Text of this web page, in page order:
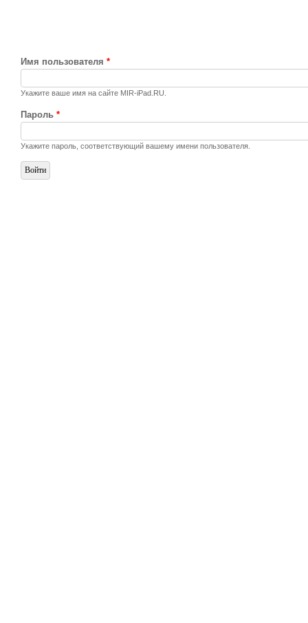
Имя пользователя *
Укажите ваше имя на сайте MIR-iPad.RU.
Пароль *
Укажите пароль, соответствующий вашему имени пользователя.